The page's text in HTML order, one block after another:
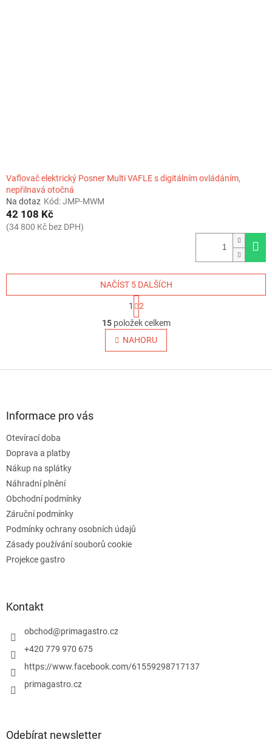
Vaflovač elektrický Posner Multi VAFLE s digitálním ovládáním,
nepřilnavá otočná
Na dotaz Kód:JMP-MWM
42 108 Kč
(34 800 Kč bez DPH)
O
v
l
á
u
NAČÍST 5 DALŠÍCH
S
t
r
á
n
k
v
1
2
15položek celkem
NAHORU
Informace pro vás
Otevírací doba
Doprava a platby
Nákup na splátky
Náhradní plnění
Obchodní podmínky
Záruční podmínky
Podmínky ochrany osobních údajů
Zásady používání souborů cookie
Projekce gastro
Kontakt
obchod@primagastro.cz
+420 779 970 675
https://www.facebook.com/61559298717137
primagastro.cz
Odebírat newsletter